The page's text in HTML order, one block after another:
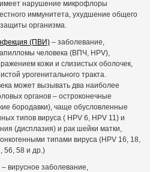
нарушение микрофлоры
иммунитета, ухудшение общего
организма.
(ПВИ) – заболевание,
человека (ВПЧ, HPV),
кожи и слизистых оболочек,
урогенитального тракта.
может вызывать два наиболее
органов – остроконечные
бородавки), чаще обусловленные
типов вируса ( HPV 6, HPV 11) и
(дисплазия) и рак шейки матки,
типами вируса (HPV 16, 18,
56, 58 и др.)
вирусное заболевание,